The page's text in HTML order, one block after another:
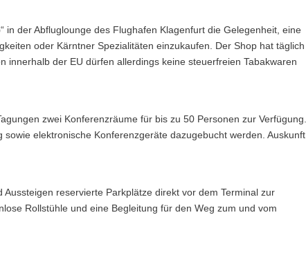
in der Abfluglounge des Flughafen Klagenfurt die Gelegenheit, eine
oder Kärntner Spezialitäten einzukaufen. Der Shop hat täglich
innerhalb der EU dürfen allerdings keine steuerfreien Tabakwaren
zwei Konferenzräume für bis zu 50 Personen zur Verfügung.
elektronische Konferenzgeräte dazugebucht werden. Auskunft
reservierte Parkplätze direkt vor dem Terminal zur
Rollstühle und eine Begleitung für den Weg zum und vom